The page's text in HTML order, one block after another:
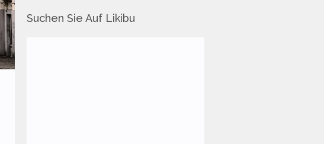
Suchen Sie Auf Likibu